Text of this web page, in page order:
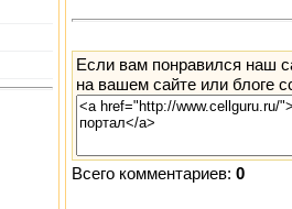
Если вам понравился наш
на вашем сайте или блоге
Всего комментариев: 0